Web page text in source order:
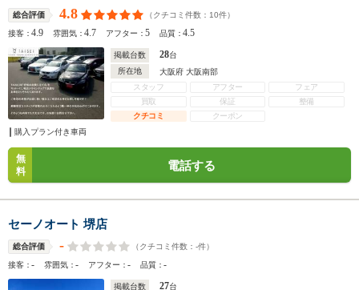
総合評価 4.8 （クチコミ件数： 10件）
接客：4.9 雰囲気：4.7 アフター：5 品質：4.5
掲載台数 28台
所在地
大阪府 大阪南部
スタッフ
アフター
フェア
買取
保証
整備
クチコミ
クーポン
購入プラン付き車両
無
料
電話する
セーノオート 堺店
総合評価 - （クチコミ件数： -件）
接客：- 雰囲気：- アフター：- 品質：-
掲載台数 27台